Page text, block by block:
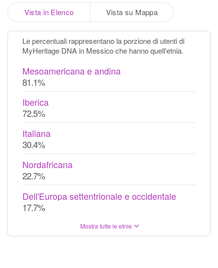
Vista in Elenco Vista su Mappa
Le percentuali rappresentano la porzione di utenti di
MyHeritage DNA in Messico che hanno quell'etnia.
Mesoamericana e andina
81.1%
Iberica
72.5%
Italiana
30.4%
Nordafricana
22.7%
Dell'Europa settentrionale e occidentale
17.7%
Mostra tutte le etnie